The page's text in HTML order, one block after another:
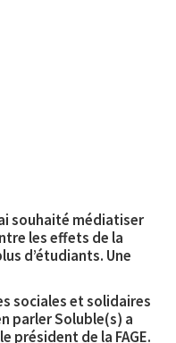
souhaité médiatiser
les effets de la
d’étudiants. Une
sociales et solidaires
parler Soluble(s) a
président de la FAGE.